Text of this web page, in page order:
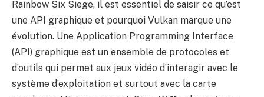
Rainbow Six Siege, il est essentiel de saisir ce qu’est
une API graphique et pourquoi Vulkan marque une
évolution. Une Application Programming Interface
(API) graphique est un ensemble de protocoles et
d’outils qui permet aux jeux vidéo d’interagir avec le
système d’exploitation et surtout avec la carte